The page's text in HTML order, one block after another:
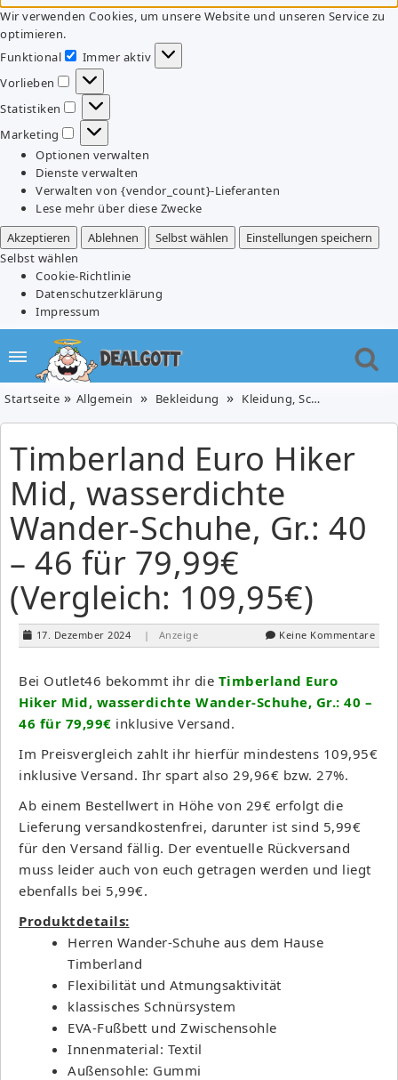
Wir verwenden Cookies, um unsere Website und unseren Service zu
optimieren.
Funktional
Funktional
Immer aktiv
Vorlieben
Vorlieben
Statistiken
Statistiken
Marketing
Marketing
Optionen verwalten
Dienste verwalten
Verwalten von {vendor_count}-Lieferanten
Lese mehr über diese Zwecke
Akzeptieren
Ablehnen Selbst wählen
Einstellungen speichern
Selbst wählen
Cookie-Richtlinie
Datenschutzerklärung
Impressum
Startseite Allgemein Bekleidung Kleidung, Schuhe & Uhren
Timberland Euro Hiker
Mid, wasserdichte
Wander-Schuhe, Gr.: 40
– 46 für 79,99€
(Vergleich: 109,95€)
17. Dezember 2024 | Anzeige Keine Kommentare
Bei Outlet46 bekommt ihr die Timberland Euro
Hiker Mid, wasserdichte Wander-Schuhe, Gr.: 40 –
46 für 79,99€ inklusive Versand.
Im Preisvergleich zahlt ihr hierfür mindestens 109,95€
inklusive Versand. Ihr spart also 29,96€ bzw. 27%.
Ab einem Bestellwert in Höhe von 29€ erfolgt die
Lieferung versandkostenfrei, darunter ist sind 5,99€
für den Versand fällig. Der eventuelle Rückversand
muss leider auch von euch getragen werden und liegt
ebenfalls bei 5,99€.
Produktdetails:
Herren Wander-Schuhe aus dem Hause
Timberland
Flexibilität und Atmungsaktivität
klassisches Schnürsystem
EVA-Fußbett und Zwischensohle
Innenmaterial: Textil
Außensohle: Gummi